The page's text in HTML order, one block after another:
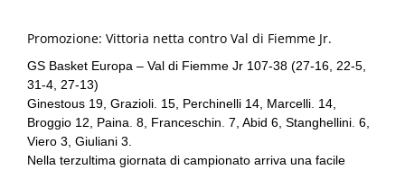
Promozione: Vittoria netta contro Val di Fiemme Jr.
GS Basket Europa – Val di Fiemme Jr 107-38 (27-16, 22-5,
31-4, 27-13)
Ginestous 19, Grazioli 15, Perchinelli 14, Marcelli 14,
Broggio 12, Paina 8, Franceschin 7, Abid 6, Stanghellini 6,
Viero 3, Giuliani 3.
Nella terzultima giornata di campionato arriva una facile